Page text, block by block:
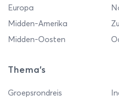
Europa
Midden-Amerika
Midden-Oosten
Thema's
Groepsrondreis